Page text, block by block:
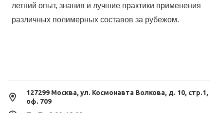
летний опыт, знания и лучшие практики применения
различных полимерных составов за рубежом.
127299 Москва, ул. Космонавта Волкова, д. 10, стр.1,
оф. 709